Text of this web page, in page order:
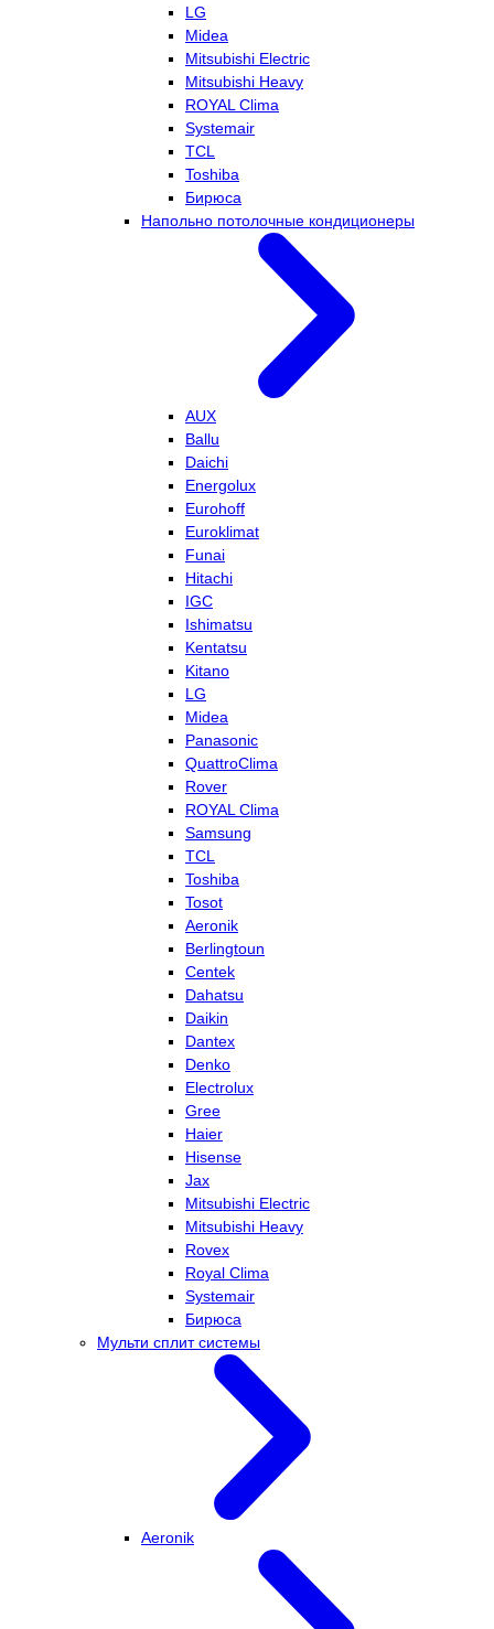
LG
Midea
Mitsubishi Electric
Mitsubishi Heavy
ROYAL Clima
Systemair
TCL
Toshiba
Бирюса
Напольно потолочные кондиционеры
AUX
Ballu
Daichi
Energolux
Eurohoff
Euroklimat
Funai
Hitachi
IGC
Ishimatsu
Kentatsu
Kitano
LG
Midea
Panasonic
QuattroClima
Rover
ROYAL Clima
Samsung
TCL
Toshiba
Tosot
Aeronik
Berlingtoun
Centek
Dahatsu
Daikin
Dantex
Denko
Electrolux
Gree
Haier
Hisense
Jax
Mitsubishi Electric
Mitsubishi Heavy
Rovex
Royal Clima
Systemair
Бирюса
Мульти сплит системы
Aeronik